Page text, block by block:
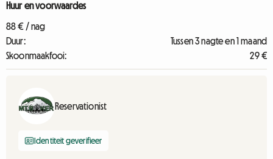
Huur en voorwaardes
88 € / nag
Duur:
Tussen 3 nagte en 1 maand
Skoonmaakfooi:
29 €
Reservationist
Identiteit geverifieer